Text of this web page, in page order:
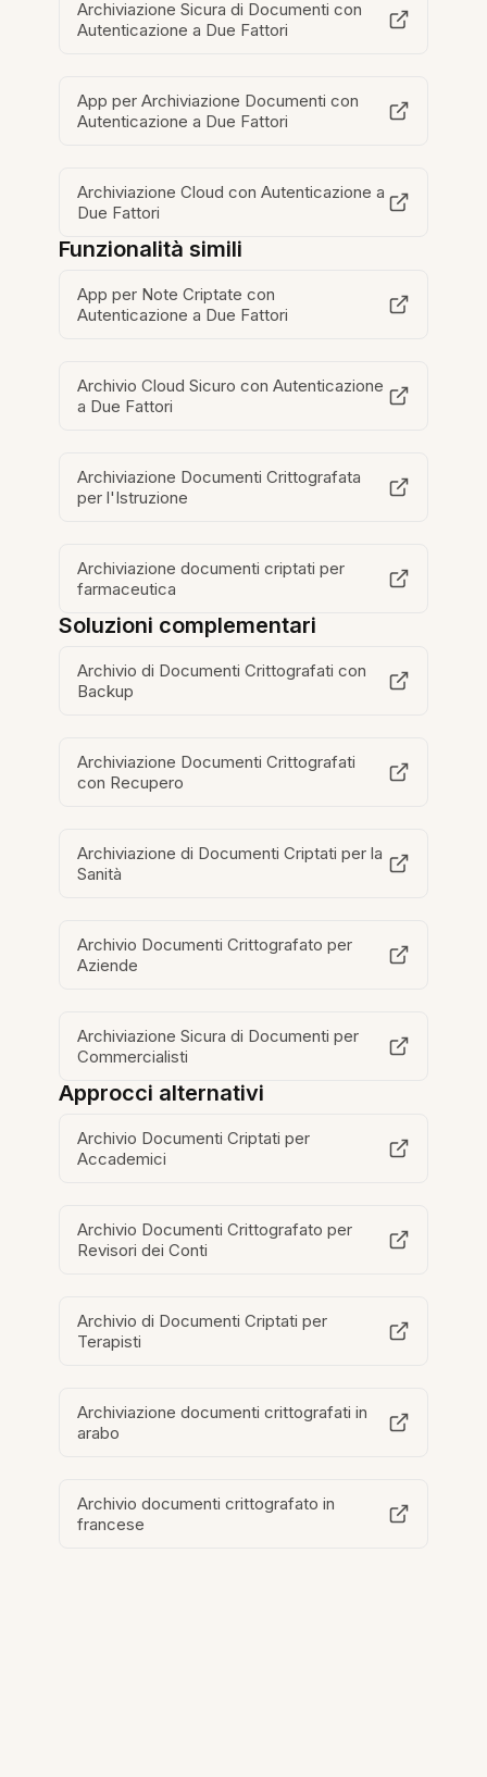
Archiviazione Sicura di Documenti con
Autenticazione a Due Fattori
App per Archiviazione Documenti con
Autenticazione a Due Fattori
Archiviazione Cloud con Autenticazione a
Due Fattori
Funzionalità simili
App per Note Criptate con
Autenticazione a Due Fattori
Archivio Cloud Sicuro con Autenticazione
a Due Fattori
Archiviazione Documenti Crittografata
per l'Istruzione
Archiviazione documenti criptati per
farmaceutica
Soluzioni complementari
Archivio di Documenti Crittografati con
Backup
Archiviazione Documenti Crittografati
con Recupero
Archiviazione di Documenti Criptati per la
Sanità
Archivio Documenti Crittografato per
Aziende
Archiviazione Sicura di Documenti per
Commercialisti
Approcci alternativi
Archivio Documenti Criptati per
Accademici
Archivio Documenti Crittografato per
Revisori dei Conti
Archivio di Documenti Criptati per
Terapisti
Archiviazione documenti crittografati in
arabo
Archivio documenti crittografato in
francese